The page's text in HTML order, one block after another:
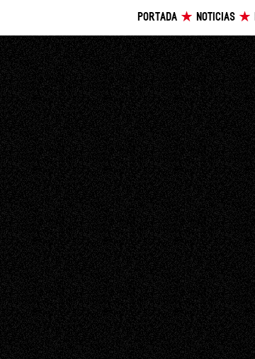
PORTADA NOTICIAS